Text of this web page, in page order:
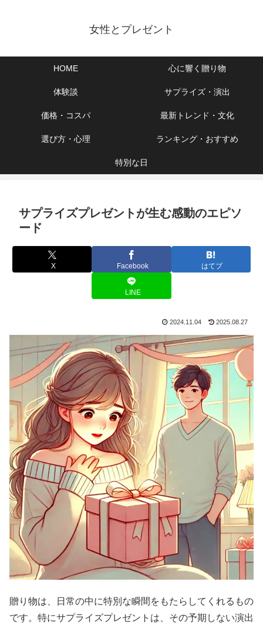
女性とプレゼント
HOME 心に響く贈り物
体験談 サプライズ・演出
価格・コスパ 最新トレンド・文化
選び方・心理 ランキング・おすすめ
特別な日
サプライズプレゼントが生む感動のエピソ
ード
X Facebook はてブ
LINE
2024.11.04 2025.08.27
贈り物は、日常の中に特別な瞬間をもたらしてくれるもの
です。特にサプライズプレゼントは、その予期しない演出